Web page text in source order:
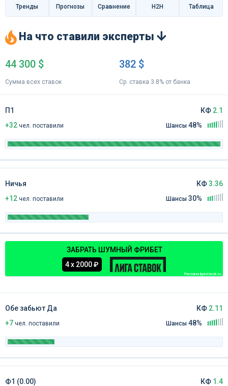
Тренды Прогнозы Сравнение H2H Таблица
На что ставили эксперты
44 300 $
Сумма всех ставок
382 $
Ср. ставка 3.8% от банка
П1
+32 чел. поставили
КФ 2.1
Шансы 48%
Ничья
+12 чел. поставили
КФ3.36
Шансы 30%
ЗАБРАТЬ ШУМНЫЙ ФРИБЕТ
4 х 2000 ₽
Реклама ligastavok.ru
Обе забьют Да
+7 чел. поставили
КФ 2.11
Шансы 48%
Ф1 (0.00)
КФ 1.4